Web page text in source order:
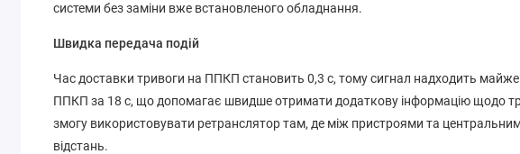
системи без заміни вже встановленого обладнання.
Швидка передача подій
Час доставки тривоги на ППКП становить 0,3 с, тому сигнал надходить майже
ППКП за 18 с, що допомагає швидше отримати додаткову інформацію щодо
змогу використовувати ретранслятор там, де між пристроями та
відстань.